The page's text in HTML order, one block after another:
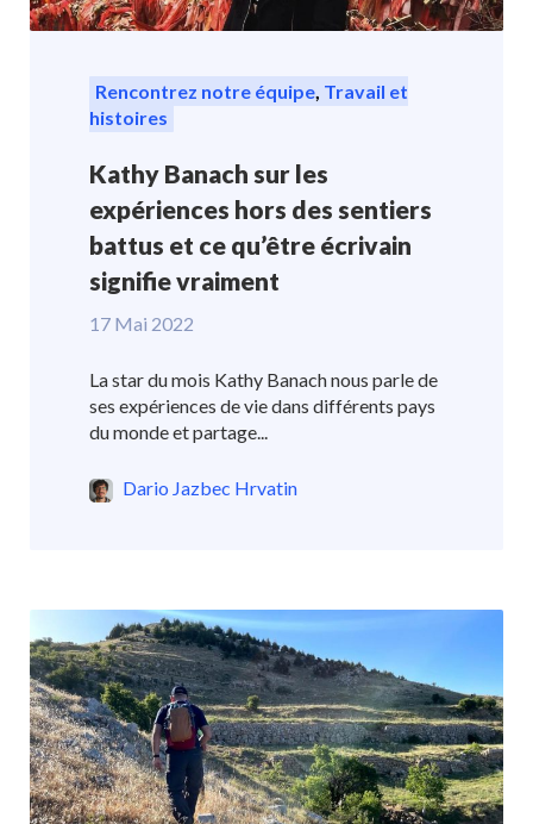
Rencontrez notre équipe, Travail et
histoires
Kathy Banach sur les
expériences hors des sentiers
battus et ce qu’être écrivain
signifie vraiment
17 Mai 2022
La star du mois Kathy Banach nous parle de
ses expériences de vie dans différents pays
du monde et partage...
Dario Jazbec Hrvatin